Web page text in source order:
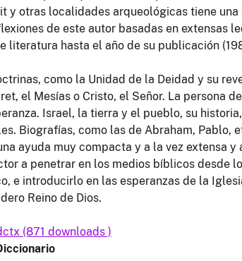
y otras localidades arqueológicas tiene
de este autor basadas en extensas
literatura hasta el año de su publicación
como la Unidad de la Deidad y su
el Mesías o Cristo, el Señor. La persona
Israel, la tierra y el pueblo, su
Biografías, como las de Abraham, Pablo,
ayuda muy compacta y a la vez extensa
a penetrar en los medios bíblicos desde
e introducirlo en las esperanzas de la
Reino de Dios.
(871 downloads )